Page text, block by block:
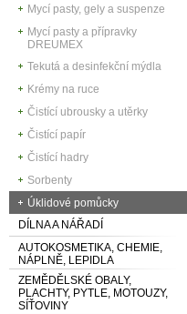
Mycí pasty, gely a suspenze
Mycí pasty a přípravky
DREUMEX
Tekutá a desinfekční mýdla
Krémy na ruce
Čistící ubrousky a utěrky
Čistící papír
Čistící hadry
Sorbenty
Úklidové pomůcky
DÍLNA A NÁŘADÍ
AUTOKOSMETIKA, CHEMIE,
NÁPLNĚ, LEPIDLA
ZEMĚDĚLSKÉ OBALY,
PLACHTY, PYTLE, MOTOUZY,
SÍŤOVINY